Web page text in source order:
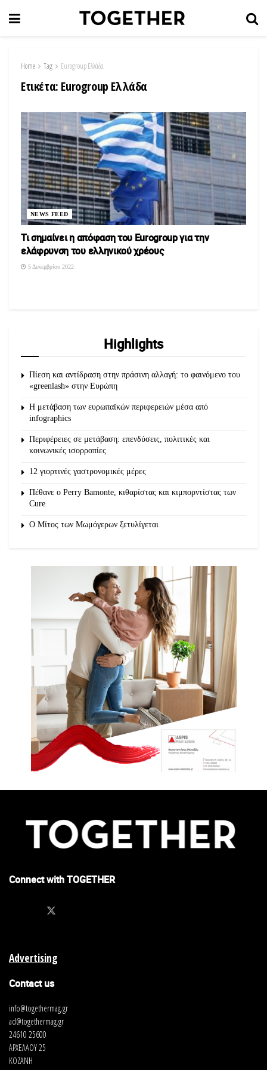
Home Tag Eurogroup Ελλάδα
Ετικέτα: Eurogroup Ελλάδα
NEWS FEED
Τι σημαίνει η απόφαση του Eurogroup για την
ελάφρυνση του ελληνικού χρέους
5 Δεκεμβρίου 2022
Highlights
Πίεση και αντίδραση στην πράσινη αλλαγή: το φαινόμενο του
«greenlash» στην Ευρώπη
Η μετάβαση των ευρωπαϊκών περιφερειών μέσα από
infographics
Περιφέρειες σε μετάβαση: επενδύσεις, πολιτικές και
κοινωνικές ισορροπίες
12 γιορτινές γαστρονομικές μέρες
Πέθανε ο Perry Bamonte, κιθαρίστας και κιμπορντίστας των
Cure
O Μίτος των Μωμόγερων ξετυλίγεται
Connect with TOGETHER
Advertising
Contact us
info@togethermag.gr
ad@togethermag.gr
24610 25600
ΑΡΧΕΛΑΟΥ 25
ΚΟΖΑΝΗ